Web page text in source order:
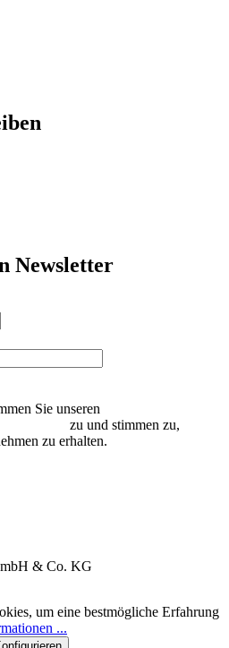
Newsletter
Sie unseren
zu und stimmen zu,
zu erhalten.
& Co. KG
um eine bestmögliche Erfahrung
...